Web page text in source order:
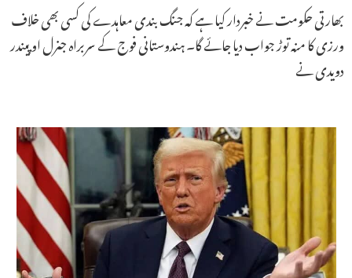
بھارتی حکومت نے خبردار کیا ہے کہ جنگ بندی معاہدے کی کسی بھی خلاف
ورزی کا منہ توڑ جواب دیا جائے گا۔ ہندوستانی فوج کے سربراہ جنرل اوپیندر
دویدی نے